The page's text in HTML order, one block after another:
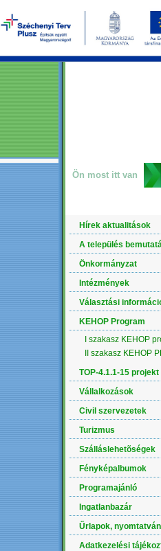
Ön most itt van
Hírek aktualitások
A település
Önkormányzat
Intézmények
Választási
KEHOP Program
I szakasz KEHOP
II szakasz KEHOP
TOP-4.1.1-15 projekt
Vállalkozások
Civil szervezetek
Turizmus
Szálláslehetõségek
Fényképalbumok
Programajánló
Ingatlanbazár
Űrlapok,
Adatkezelési